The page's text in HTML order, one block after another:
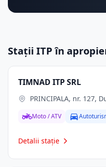
Stații ITP în
TIMNAD ITP SRL
PRINCIPALA, nr. 127,
Moto / ATV
Detalii stație